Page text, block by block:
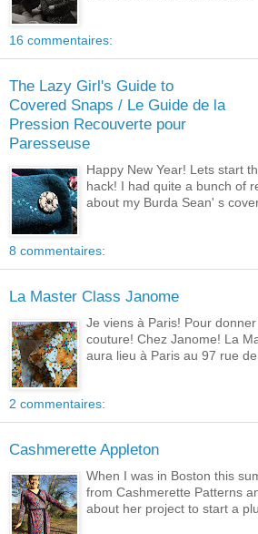
16 commentaires:
The Lazy Girl's Guide to
Covered Snaps / Le Guide de la
Pression Recouverte pour
Paresseuse
Happy New Year! Lets start
hack! I had quite a bunch of
about my Burda Sean' s
8 commentaires:
La Master Class Janome
Je viens à Paris! Pour
couture! Chez Janome! La
aura lieu à Paris au 97 rue de
2 commentaires:
Cashmerette Appleton
When I was in Boston this
from Cashmerette Patterns
about her project to start a